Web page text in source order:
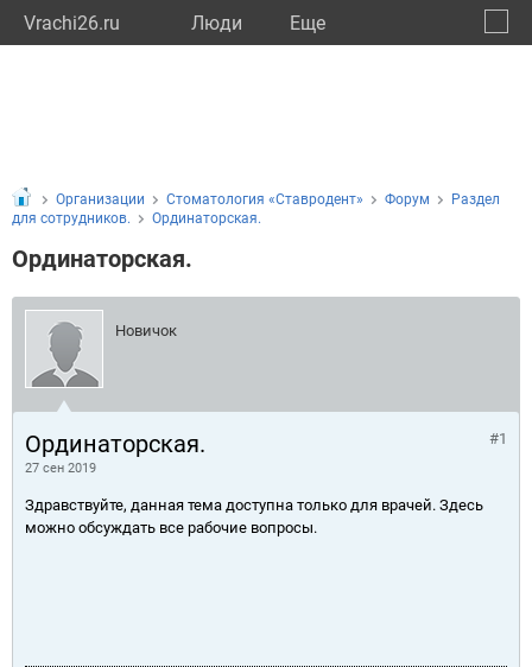
Vrachi26.ru Люди Eще
Организации Стоматология «Ставродент» Форум
Раздел
для сотрудников.
Ординаторская.
Ординаторская.
Новичок
Ординаторская.
27 сен 2019
#1
Здравствуйте, данная тема доступна только для врачей. Здесь
можно обсуждать все рабочие вопросы.